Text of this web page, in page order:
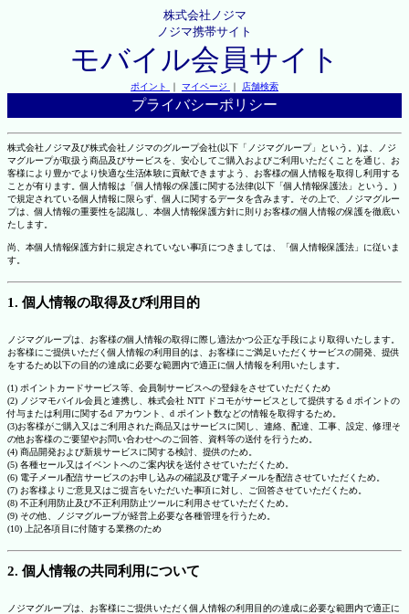
株式会社ノジマ
ノジマ携帯サイト
モバイル会員サイト
ポイント ｜ マイページ ｜ 店舗検索
プライバシーポリシー
株式会社ノジマ及び株式会社ノジマのグループ会社(以下「ノジマグループ」という。)は、ノジ
マグループが取扱う商品及びサービスを、安心してご購入およびご利用いただくことを通じ、お
客様により豊かでより快適な生活体験に貢献できますよう、お客様の個人情報を取得し利用する
ことが有ります。個人情報は「個人情報の保護に関する法律(以下「個人情報保護法」という。)
で規定されている個人情報に限らず、個人に関するデータを含みます。その上で、ノジマグルー
プは、個人情報の重要性を認識し、本個人情報保護方針に則りお客様の個人情報の保護を徹底い
たします。
尚、本個人情報保護方針に規定されていない事項につきましては、「個人情報保護法」に従いま
す。
1. 個人情報の取得及び利用目的
ノジマグループは、お客様の個人情報の取得に際し適法かつ公正な手段により取得いたします。
お客様にご提供いただく個人情報の利用目的は、お客様にご満足いただくサービスの開発、提供
をするため以下の目的の達成に必要な範囲内で適正に個人情報を利用いたします。
(1) ポイントカードサービス等、会員制サービスへの登録をさせていただくため
(2) ノジマモバイル会員と連携し、株式会社 NTT ドコモがサービスとして提供する d ポイントの
付与または利用に関するd アカウント、d ポイント数などの情報を取得するため。
(3)お客様がご購入又はご利用された商品又はサービスに関し、連絡、配達、工事、設定、修理そ
の他お客様のご要望やお問い合わせへのご回答、資料等の送付を行うため。
(4) 商品開発および新規サービスに関する検討、提供のため。
(5) 各種セール又はイベントへのご案内状を送付させていただくため。
(6) 電子メール配信サービスのお申し込みの確認及び電子メールを配信させていただくため。
(7) お客様よりご意見又はご提言をいただいた事項に対し、ご回答させていただくため。
(8) 不正利用防止及び不正利用防止ツールに利用させていただくため。
(9) その他、ノジマグループが経営上必要な各種管理を行うため。
(10) 上記各項目に付随する業務のため
2. 個人情報の共同利用について
ノジマグループは、お客様にご提供いただく個人情報の利用目的の達成に必要な範囲内で適正に